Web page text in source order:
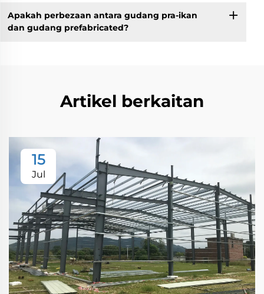
Apakah perbezaan antara gudang pra-ikan
dan gudang prefabricated?
Artikel berkaitan
15
Jul